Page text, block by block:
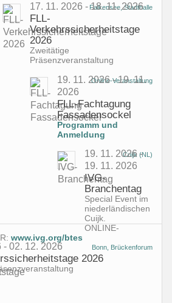
17. 11. 2026 - 18. 11. 2026
FLL-
Verkehrssicherheitstage
2026
Zweitätige
Präsenzveranstaltung
Falkensee, Stadthalle
19. 11. 2026 - 19. 11.
2026
FLL-Fachtagung
Fassadensockel
Programm und
Anmeldung
Online-Veranstaltung
19. 11. 2026 -
19. 11. 2026
IVG-
Branchentag
Special Event im
niederländischen
Cuijk.
ONLINE-
www.ivg.org/btes
Cuijk (NL)
- 02. 12. 2026
2026
Bonn, Brückenforum